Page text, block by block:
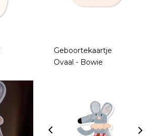
Geboortekaartje
Ovaal - Bowie